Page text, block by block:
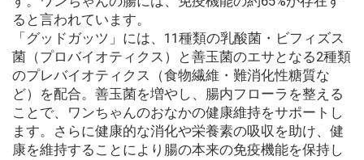
ると言われています。
「グッドガッツ」には、11種類の乳酸菌・ビフィズス
菌（プロバイオティクス）と善玉菌のエサとなる2種類
のプレバイオティクス（食物繊維・難消化性糖質な
ど）を配合。善玉菌を増やし、腸内フローラを整える
ことで、ワンちゃんのおなかの健康維持をサポートし
ます。さらに健康的な消化や栄養素の吸収を助け、健
康を維持することにより腸の本来の免疫機能を保持し